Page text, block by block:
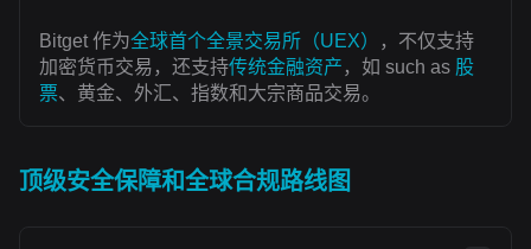
Bitget 作为全球首个全景交易所（UEX）
，不仅支持
加密货币交易，还支持传统金融资产 ，如 such as 股
票、黄金、外汇、指数和大宗商品交易。
顶级安全保障和全球合规路线图